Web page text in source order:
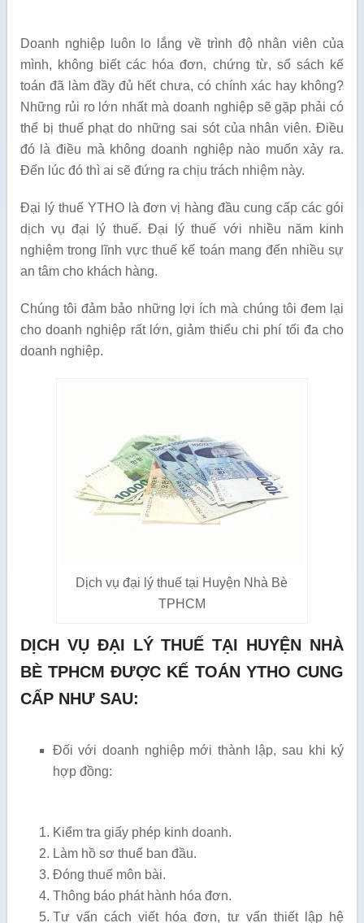
Doanh nghiệp luôn lo lắng về trình độ nhân viên của
mình, không biết các hóa đơn, chứng từ, sổ sách kế
toán đã làm đầy đủ hết chưa, có chính xác hay không?
Những rủi ro lớn nhất mà doanh nghiệp sẽ gặp phải có
thể bị thuế phạt do những sai sót của nhân viên. Điều
đó là điều mà không doanh nghiệp nào muốn xảy ra.
Đến lúc đó thì ai sẽ đứng ra chịu trách nhiệm này.
Đại lý thuế YTHO là đơn vị hàng đầu cung cấp các gói
dịch vụ đại lý thuế. Đại lý thuế với nhiều năm kinh
nghiệm trong lĩnh vực thuế kế toán mang đến nhiều sự
an tâm cho khách hàng.
Chúng tôi đảm bảo những lợi ích mà chúng tôi đem lại
cho doanh nghiệp rất lớn, giảm thiểu chi phí tối đa cho
doanh nghiệp.
Dịch vụ đại lý thuế tại Huyện Nhà Bè
TPHCM
DỊCH VỤ ĐẠI LÝ THUẾ TẠI HUYỆN NHÀ
BÈ TPHCM ĐƯỢC KẾ TOÁN YTHO CUNG
CẤP NHƯ SAU:
Đối với doanh nghiệp mới thành lập, sau khi ký
hợp đồng:
Kiểm tra giấy phép kinh doanh.
Làm hồ sơ thuế ban đầu.
Đóng thuế môn bài.
Thông báo phát hành hóa đơn.
Tư vấn cách viết hóa đơn, tư vấn thiết lập hệ